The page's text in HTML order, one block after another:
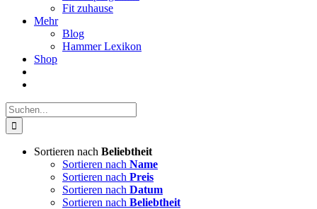
Fit zuhause
Mehr
Blog
Hammer Lexikon
Shop
Suche
nach:
Sortieren nach Beliebtheit
Sortieren nach Name
Sortieren nach Preis
Sortieren nach Datum
Sortieren nach Beliebtheit